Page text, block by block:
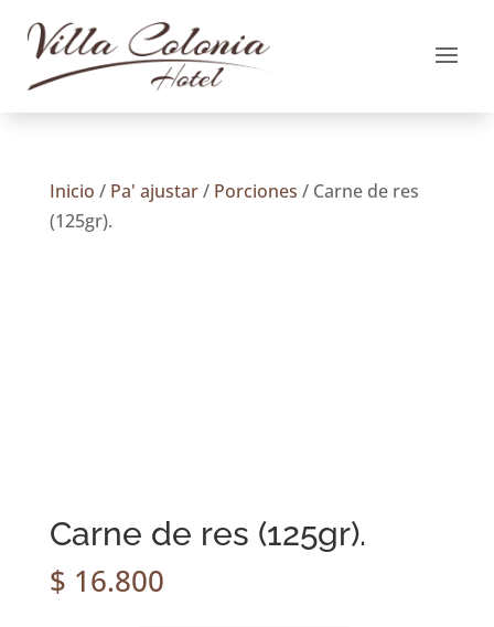
Inicio / Pa' ajustar/ Porciones / Carne de res
(125gr).
Carne de res (125gr).
$ 16.800